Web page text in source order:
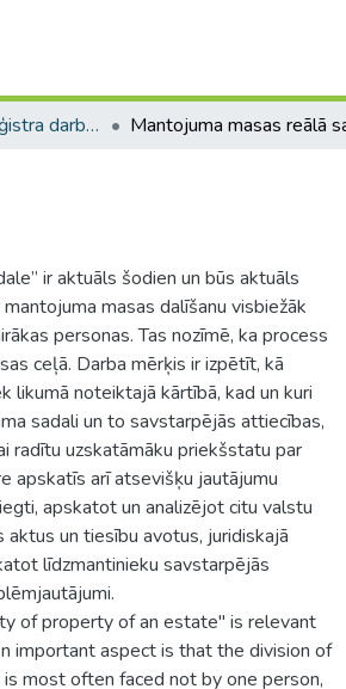
Bakalaura un maģistra darbi (JF) / Bachelor's and Master's theses
ir aktuāls šodien un būs aktuāls
masas dalīšanu visbiežāk
personas. Tas nozīmē, ka process
ceļā. Darba mērķis ir izpētīt, kā
likumā noteiktajā kārtībā, kad un kuri
sadali un to savstarpējās attiecības,
radītu uzskatāmāku priekšstatu par
apskatīs arī atsevišķu jautājumu
apskatot un analizējot citu valstu
un tiesību avotus, juridiskajā
līdzmantinieku savstarpējās
of property of an estate" is relevant
important aspect is that the division of
most often faced not by one person,